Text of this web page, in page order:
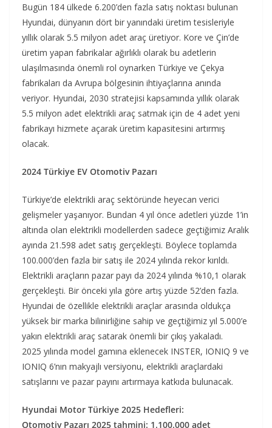
Bugün 184 ülkede 6.200’den fazla satış noktası bulunan
Hyundai, dünyanın dört bir yanındaki üretim tesisleriyle
yıllık olarak 5.5 milyon adet araç üretiyor. Kore ve Çin’de
üretim yapan fabrikalar ağırlıklı olarak bu adetlerin
ulaşılmasında önemli rol oynarken Türkiye ve Çekya
fabrikaları da Avrupa bölgesinin ihtiyaçlarına anında
veriyor. Hyundai, 2030 stratejisi kapsamında yıllık olarak
5.5 milyon adet elektrikli araç satmak için de 4 adet yeni
fabrikayı hizmete açarak üretim kapasitesini artırmış
olacak.
2024 Türkiye EV Otomotiv Pazarı
Türkiye’de elektrikli araç sektöründe heyecan verici
gelişmeler yaşanıyor. Bundan 4 yıl önce adetleri yüzde 1’in
altında olan elektrikli modellerden sadece geçtiğimiz Aralık
ayında 21.598 adet satış gerçekleşti. Böylece toplamda
100.000’den fazla bir satış ile 2024 yılında rekor kırıldı.
Elektrikli araçların pazar payı da 2024 yılında %10,1 olarak
gerçekleşti. Bir önceki yıla göre artış yüzde 52’den fazla.
Hyundai de özellikle elektrikli araçlar arasında oldukça
yüksek bir marka bilinirliğine sahip ve geçtiğimiz yıl 5.000’e
yakın elektrikli araç satarak önemli bir çıkış yakaladı.
2025 yılında model gamına eklenecek INSTER, IONIQ 9 ve
IONIQ 6’nın makyajlı versiyonu, elektrikli araçlardaki
satışlarını ve pazar payını artırmaya katkıda bulunacak.
Hyundai Motor Türkiye 2025 Hedefleri:
Otomotiv Pazarı 2025 tahmini: 1.100.000 adet